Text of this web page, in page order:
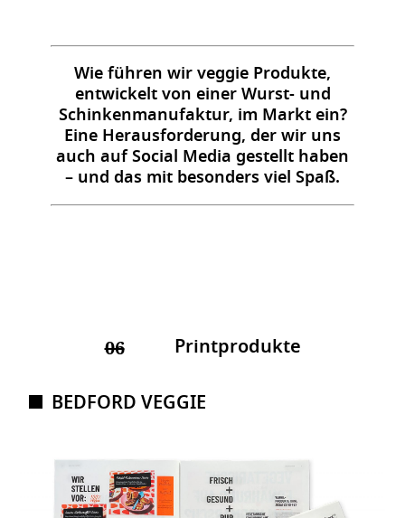
Wie führen wir veggie Produkte,
entwickelt von einer Wurst- und
Schinkenmanufaktur, im Markt ein?
Eine Herausforderung, der wir uns
auch auf Social Media gestellt haben
– und das mit besonders viel Spaß.
06 Printprodukte
BEDFORD VEGGIE